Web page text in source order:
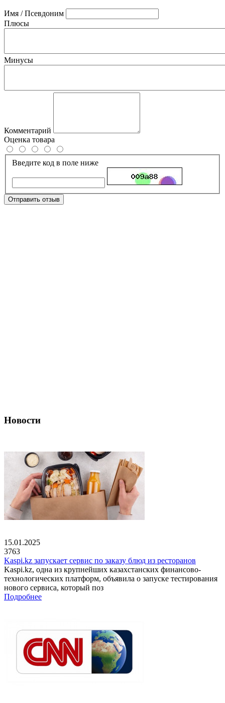
Имя / Псевдоним
Плюсы
Минусы
Комментарий
Оценка товара
Введите код в поле ниже
Отправить отзыв
Новости
15.01.2025
3763
Kaspi.kz запускает сервис по заказу блюд из ресторанов
Kaspi.kz, одна из крупнейших казахстанских финансово-
технологических платформ, объявила о запуске тестирования
нового сервиса, который поз
Подробнее